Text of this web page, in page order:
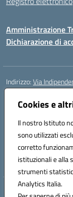
Cookies e
Il nostro Istituto
sono utilizzati
corretto
istituzionali e alla
strumenti
Analytics Italia.
Amministrazione
Dichiarazione di
Indirizzo:Via
Centralino:
Posta elettronica
Codice fiscale:
Codice
Codice Indice delle
Codice unico di